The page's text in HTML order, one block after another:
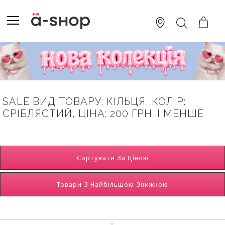
TO
CONTENT
ПОШУК
SALE ВИД ТОВАРУ: КІЛЬЦЯ, КОЛІР:
СРІБЛЯСТИЙ, ЦІНА: 200 ГРН. І МЕНШЕ
Сортувати За Ціною
Товари З Найбільшою Знижкою